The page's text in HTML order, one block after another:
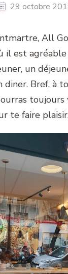
29 octobre
All
il est
un
diner. Bref, à
te faire